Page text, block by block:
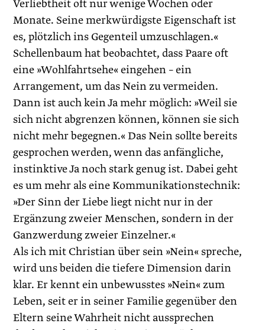
Verliebtheit oft nur wenige Wochen oder
Monate. Seine merkwürdigste Eigenschaft ist
es, plötzlich ins Gegenteil umzuschlagen.«
Schellenbaum hat beobachtet, dass Paare oft
eine »Wohlfahrtsehe« eingehen – ein
Arrangement, um das Nein zu vermeiden.
Dann ist auch kein Ja mehr möglich: »Weil sie
sich nicht abgrenzen können, können sie sich
nicht mehr begegnen.« Das Nein sollte bereits
gesprochen werden, wenn das anfängliche,
instinktive Ja noch stark genug ist. Dabei geht
es um mehr als eine Kommunikationstechnik:
»Der Sinn der Liebe liegt nicht nur in der
Ergänzung zweier Menschen, sondern in der
Ganzwerdung zweier Einzelner.«
Als ich mit Christian über sein »Nein« spreche,
wird uns beiden die tiefere Dimension darin
klar. Er kennt ein unbewusstes »Nein« zum
Leben, seit er in seiner Familie gegenüber den
Eltern seine Wahrheit nicht aussprechen